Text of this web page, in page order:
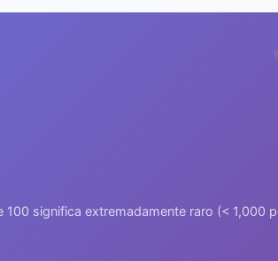
significa extremadamente raro (< 1,000